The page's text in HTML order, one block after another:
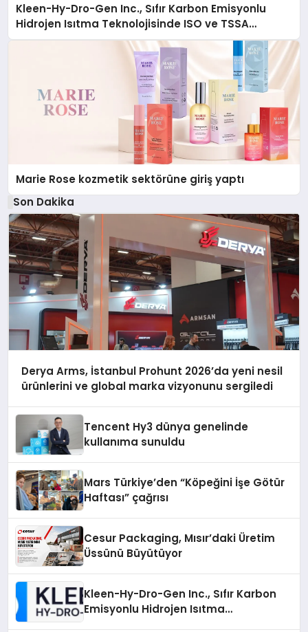
Kleen-Hy-Dro-Gen Inc., Sıfır Karbon Emisyonlu
Hidrojen Isıtma Teknolojisinde ISO ve TSSA
Düzenleyici Onaylarını Aldı
Marie Rose kozmetik sektörüne giriş yaptı
Son Dakika
Derya Arms, İstanbul Prohunt 2026’da yeni nesil
ürünlerini ve global marka vizyonunu sergiledi
Tencent Hy3 dünya genelinde
kullanıma sunuldu
Mars Türkiye’den “Köpeğini İşe Götür
Haftası” çağrısı
Cesur Packaging, Mısır’daki Üretim
Üssünü Büyütüyor
Kleen-Hy-Dro-Gen Inc., Sıfır Karbon
Emisyonlu Hidrojen Isıtma